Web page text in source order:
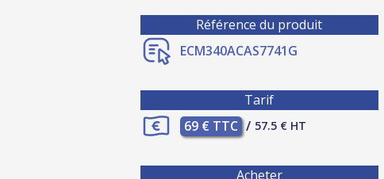
Référence du produit
ECM340ACAS7741G
Tarif
69 € TTC / 57.5 € HT
Acheter